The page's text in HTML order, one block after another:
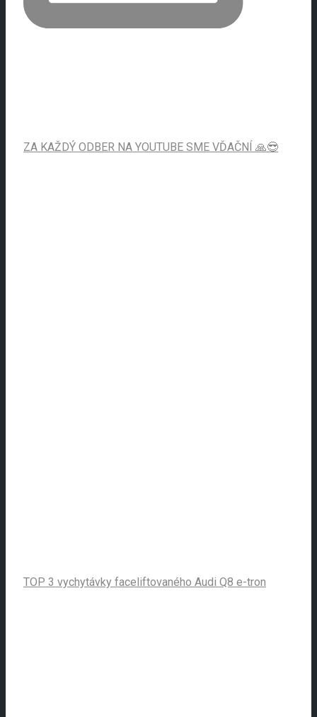
ZA KAŽDÝ ODBER NA YOUTUBE SME VĎAČNÍ 🙏😎
TOP 3 vychytávky faceliftovaného Audi Q8 e-tron